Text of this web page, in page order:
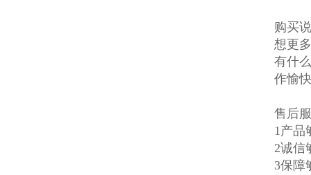
购买
想更
有什
作愉
售后
1产品
2诚信
3保障